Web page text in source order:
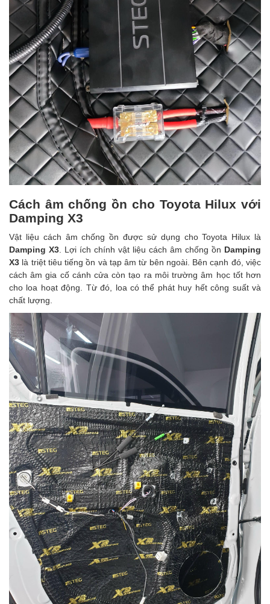
Cách âm chống ồn cho Toyota Hilux với
Damping X3
Vật liệu cách âm chống ồn được sử dụng cho Toyota Hilux là
Damping X3 . Lợi ích chính vật liệu cách âm chống ồn Damping
X3 là triệt tiêu tiếng ồn và tạp âm từ bên ngoài. Bên cạnh đó, việc
cách âm gia cố cánh cửa còn tạo ra môi trường âm học tốt hơn
cho loa hoạt động. Từ đó, loa có thể phát huy hết công suất và
chất lượng.